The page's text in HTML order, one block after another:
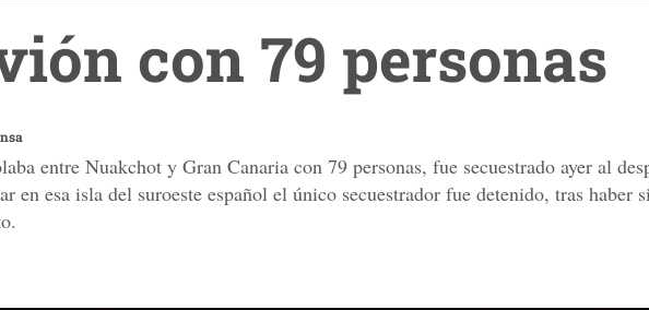
con 79 personas
entre Nuakchot y Gran Canaria con 79 personas, fue secuestrado ayer al
en esa isla del suroeste español el único secuestrador fue detenido, tras haber